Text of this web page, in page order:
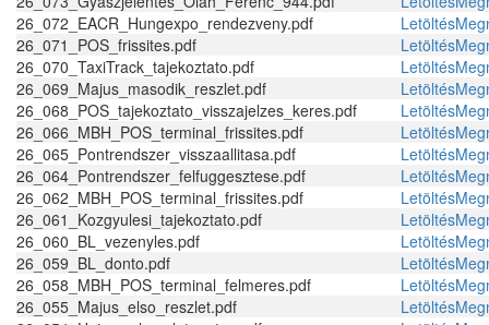
26_072_EACR_Hungexpo_rendezveny.pdf
Letöltés
26_071_POS_frissites.pdf
Letöltés
26_070_TaxiTrack_tajekoztato.pdf
Letöltés
26_069_Majus_masodik_reszlet.pdf
Letöltés
26_068_POS_tajekoztato_visszajelzes_keres.pdf
Letöltés
26_066_MBH_POS_terminal_frissites.pdf
Letöltés
26_065_Pontrendszer_visszaallitasa.pdf
Letöltés
26_064_Pontrendszer_felfuggesztese.pdf
Letöltés
26_062_MBH_POS_terminal_frissites.pdf
Letöltés
26_061_Kozgyulesi_tajekoztato.pdf
Letöltés
26_060_BL_vezenyles.pdf
Letöltés
26_059_BL_donto.pdf
Letöltés
26_058_MBH_POS_terminal_felmeres.pdf
Letöltés
26_055_Majus_elso_reszlet.pdf
Letöltés